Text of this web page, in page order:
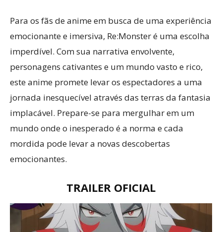
Para os fãs de anime em busca de uma experiência
emocionante e imersiva, Re:Monster é uma escolha
imperdível. Com sua narrativa envolvente,
personagens cativantes e um mundo vasto e rico,
este anime promete levar os espectadores a uma
jornada inesquecível através das terras da fantasia
implacável. Prepare-se para mergulhar em um
mundo onde o inesperado é a norma e cada
mordida pode levar a novas descobertas
emocionantes.
TRAILER OFICIAL